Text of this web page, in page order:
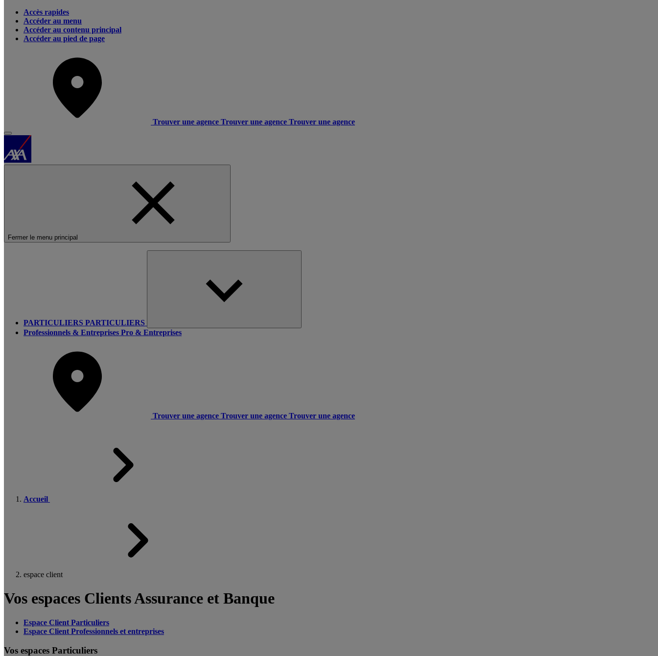
Accès rapides
Accéder au menu
Accéder au contenu principal
Accéder au pied de page
Trouver une agence Trouver une agence Trouver une agence
Fermer le menu principal
PARTICULIERS PARTICULIERS
Professionnels & Entreprises Pro & Entreprises
Trouver une agence Trouver une agence Trouver une agence
Accueil
espace client
Vos espaces Clients Assurance et Banque
Espace Client Particuliers
Espace Client Professionnels et entreprises
Vos espaces Particuliers